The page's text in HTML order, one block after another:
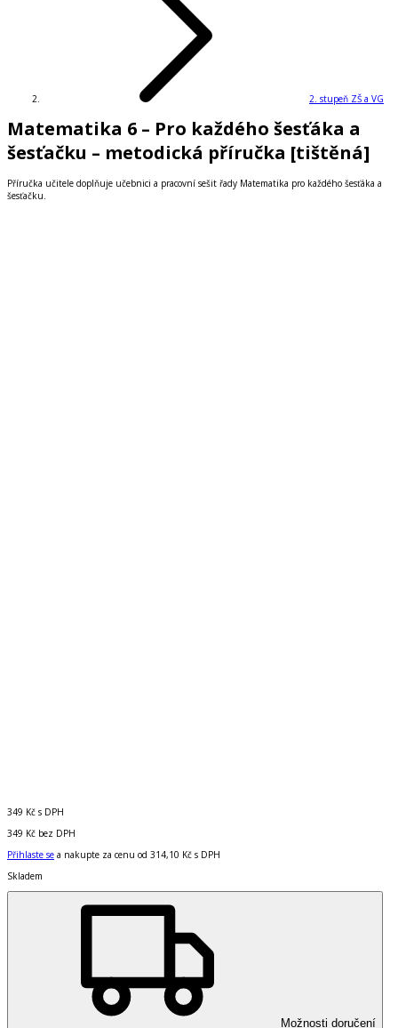
2. stupeň ZŠ a VG
Matematika 6 – Pro každého šesťáka a
šesťačku – metodická příručka [tištěná]
Příručka učitele doplňuje učebnici a pracovní sešit řady Matematika pro každého šesťáka a
šesťačku.
349 Kč s DPH
349 Kč bez DPH
Přihlaste se a nakupte za cenu od 314,10 Kč s DPH
Skladem
Možnosti doručení